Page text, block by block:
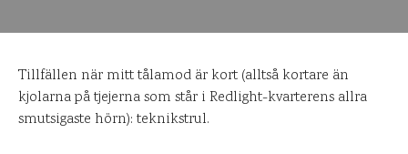
Tillfällen när mitt tålamod är kort (alltså kortare än
kjolarna på tjejerna som står i Redlight-kvarterens allra
smutsigaste hörn): teknikstrul.